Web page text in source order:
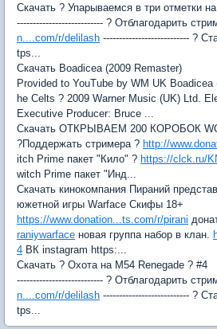
Скачать ? Упарываемся в три отметки
--------------------------- ? Отблагодарить
n....com/r/delilash --------------------------- ?
tps...
Скачать Boadicea (2009 Remaster)
Provided to YouTube by WM UK Boadicea
he Celts ? 2009 Warner Music (UK) Ltd.
Executive Producer: Bruce ...
Скачать ОТКРЫВАЕМ 200 КОРОБОК
?Поддержать стримера ? http://
itch Prime пакет "Кило" ? https://clck.ru/
witch Prime пакет "Инд...
Скачать кинокомпания Пираний
южетной игры Warface Скифы 18+
https://www.donation...ts.com/r/pirani
raniywarface новая группа набор в клан.
4 ВК instagram https:...
Скачать ? Охота на M54 Renegade ? #4
--------------------------- ? Отблагодарить
n....com/r/delilash --------------------------- ?
tps...